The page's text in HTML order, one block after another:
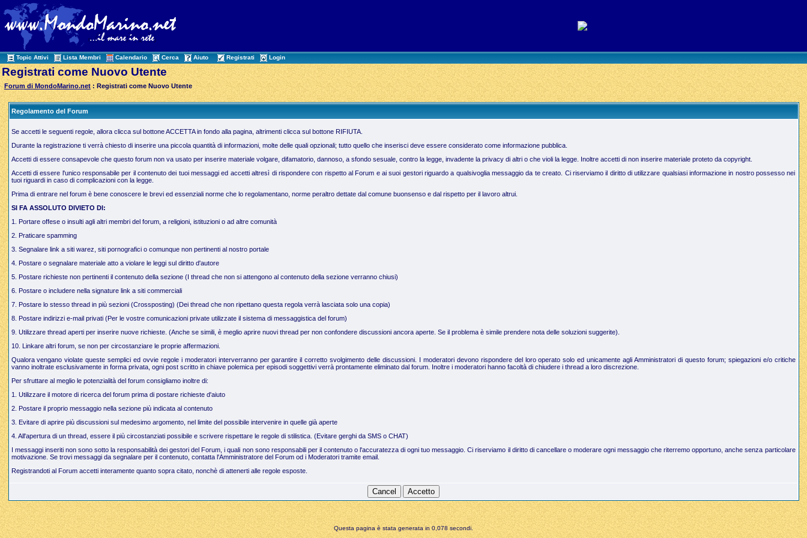
Topic Attivi Lista Membri Calendario Cerca Aiuto Registrati Login
Registrati come Nuovo Utente
Forum di MondoMarino.net : Registrati come Nuovo Utente
Regolamento del Forum
Se accetti le seguenti regole, allora clicca sul bottone ACCETTA in fondo alla pagina, altrimenti clicca sul bottone RIFIUTA.
Durante la registrazione ti verrà chiesto di inserire una piccola quantità di informazioni, molte delle quali opzionali; tutto quello che inserisci deve essere considerato come informazione pubblica.
Accetti di essere consapevole che questo forum non va usato per inserire materiale volgare, difamatorio, dannoso, a sfondo sesuale, contro la legge, invadente la privacy di altri o che violi la legge. Inoltre accetti di non inserire materiale proteto da copyright.
Accetti di essere l'unico responsabile per il contenuto dei tuoi messaggi ed accetti altresì di rispondere con rispetto al Forum e ai suoi gestori riguardo a qualsivoglia messaggio da te creato. Ci riserviamo il diritto di utilizzare qualsiasi informazione in nostro possesso nei
tuoi riguardi in caso di complicazioni con la legge.
Prima di entrare nel forum è bene conoscere le brevi ed essenziali norme che lo regolamentano, norme peraltro dettate dal comune buonsenso e dal rispetto per il lavoro altrui.
SI FA ASSOLUTO DIVIETO DI:
1. Portare offese o insulti agli altri membri del forum, a religioni, istituzioni o ad altre comunità
2. Praticare spamming
3. Segnalare link a siti warez, siti pornografici o comunque non pertinenti al nostro portale
4. Postare o segnalare materiale atto a violare le leggi sul diritto d'autore
5. Postare richieste non pertinenti il contenuto della sezione (I thread che non si attengono al contenuto della sezione verranno chiusi)
6. Postare o includere nella signature link a siti commerciali
7. Postare lo stesso thread in più sezioni (Crossposting) (Dei thread che non ripettano questa regola verrà lasciata solo una copia)
8. Postare indirizzi e-mail privati (Per le vostre comunicazioni private utilizzate il sistema di messaggistica del forum)
9. Utilizzare thread aperti per inserire nuove richieste. (Anche se simili, è meglio aprire nuovi thread per non confondere discussioni ancora aperte. Se il problema è simile prendere nota delle soluzioni suggerite).
10. Linkare altri forum, se non per circostanziare le proprie affermazioni.
Qualora vengano violate queste semplici ed ovvie regole i moderatori interverranno per garantire il corretto svolgimento delle discussioni. I moderatori devono rispondere del loro operato solo ed unicamente agli Amministratori di questo forum; spiegazioni e/o critiche
vanno inoltrate esclusivamente in forma privata, ogni post scritto in chiave polemica per episodi soggettivi verrà prontamente eliminato dal forum. Inoltre i moderatori hanno facoltà di chiudere i thread a loro discrezione.
Per sfruttare al meglio le potenzialità del forum consigliamo inoltre di:
1. Utilizzare il motore di ricerca del forum prima di postare richieste d'aiuto
2. Postare il proprio messaggio nella sezione più indicata al contenuto
3. Evitare di aprire più discussioni sul medesimo argomento, nel limite del possibile intervenire in quelle già aperte
4. All'apertura di un thread, essere il più circostanziati possibile e scrivere rispettare le regole di stilistica. (Evitare gerghi da SMS o CHAT)
I messaggi inseriti non sono sotto la responsabilità dei gestori del Forum, i quali non sono responsabili per il contenuto o l'accuratezza di ogni tuo messaggio. Ci riserviamo il diritto di cancellare o moderare ogni messaggio che riterremo opportuno, anche senza particolare
motivazione. Se trovi messaggi da segnalare per il contenuto, contatta l'Amministratore del Forum od i Moderatori tramite email.
Registrandoti al Forum accetti interamente quanto sopra citato, nonchè di attenerti alle regole esposte.
Questa pagina è stata generata in 0,078 secondi.